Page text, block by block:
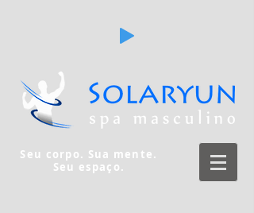
Seu corpo. Sua mente.
Seu espaço.